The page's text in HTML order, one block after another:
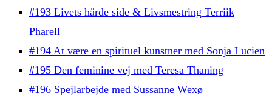
#193 Livets hårde side & Livsmestring Terriik
Pharell
#194 At være en spirituel kunstner med Sonja Lucien
#195 Den feminine vej med Teresa Thaning
#196 Spejlarbejde med Sussanne Wexø